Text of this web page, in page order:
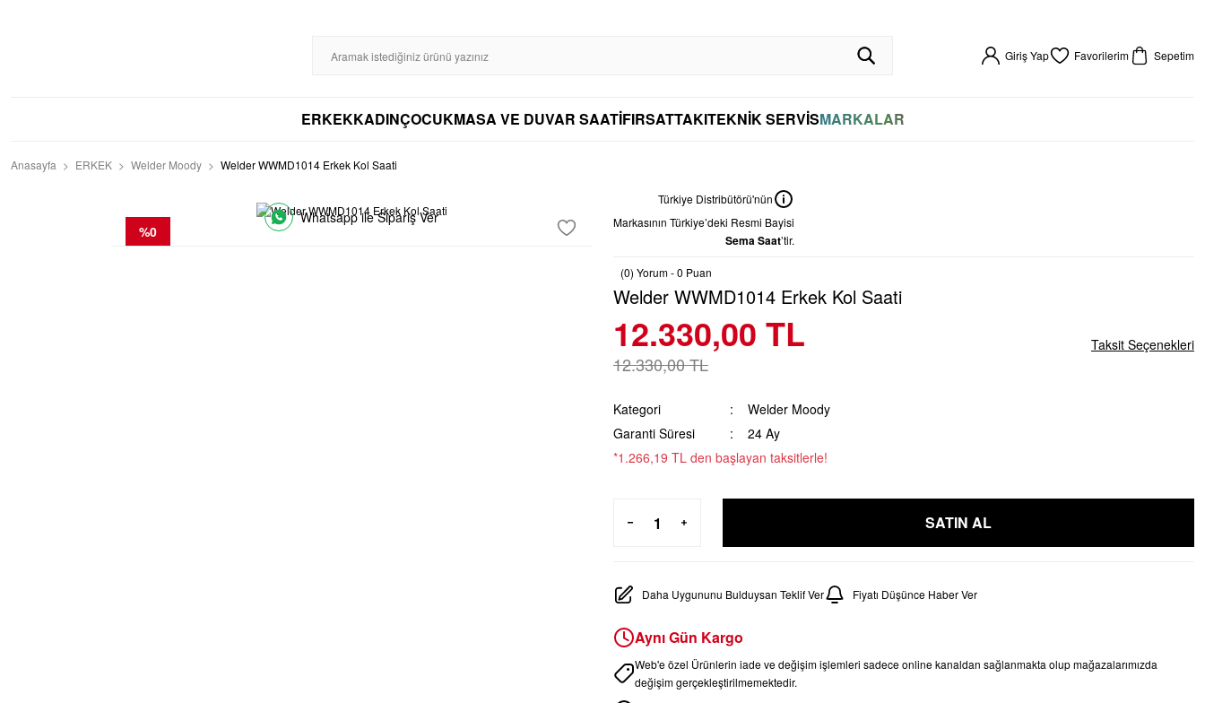
Giriş Yap
Favorilerim Sepetim
ERKEKKADINÇOCUKMASA VE DUVAR SAATİFIRSATTAKITEKNİK SERVİSMARKALAR
Anasayfa ERKEK Welder Moody Welder WWMD1014 Erkek Kol Saati
%0
Whatsapp ile Sipariş Ver
Türkiye Distribütörü'nün
Markasının Türkiye’deki Resmi Bayisi
Sema Saat’tir.
(0) Yorum - 0 Puan
Welder WWMD1014 Erkek Kol Saati
12.330,00 TL
12.330,00 TL
Taksit Seçenekleri
Kategori
Welder Moody
Garanti Süresi
24 Ay
*1.266,19 TL den başlayan taksitlerle!
SATIN AL
Daha Uygununu Bulduysan Teklif Ver Fiyatı Düşünce Haber Ver
Aynı Gün Kargo
Web'e özel Ürünlerin iade ve değişim işlemleri sadece online kanaldan sağlanmakta olup mağazalarımızda
değişim gerçekleştirilmemektedir.